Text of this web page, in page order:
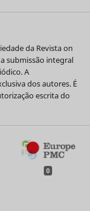
da Revista on
submissão integral
A
dos autores. É
escrita do
0